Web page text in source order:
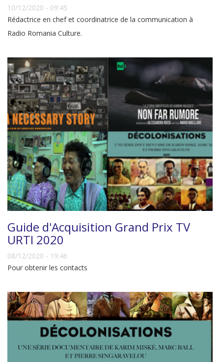
10/12/2020 - 09:45
Rédactrice en chef et coordinatrice de la communication à
Radio Romania Culture.
Guide d'Acquisition Grand Prix TV
URTI 2020
08/12/2020 - 19:46
Pour obtenir les contacts